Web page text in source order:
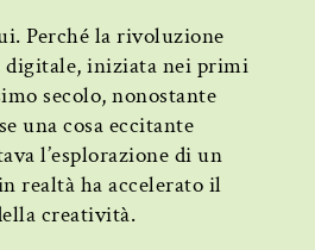
Perché la rivoluzione
digitale, iniziata nei primi
secolo, nonostante
una cosa eccitante
l’esplorazione di un
realtà ha accelerato il
creatività.